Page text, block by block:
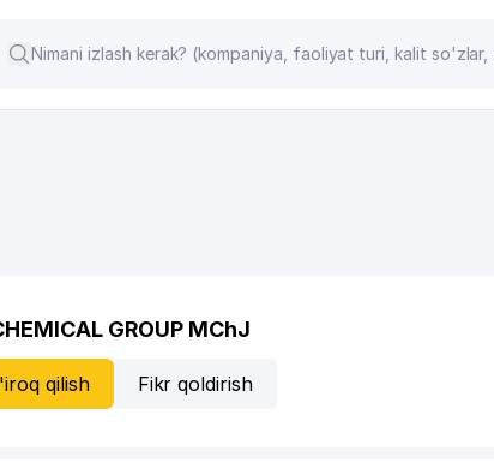
GROUP MChJ
qilish Fikr qoldirish